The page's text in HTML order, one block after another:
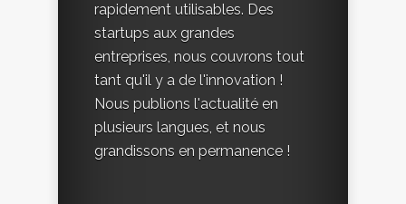
rapidement utilisables. Des
startups aux grandes
entreprises, nous couvrons tout
tant qu'il y a de l'innovation !
Nous publions l'actualité en
plusieurs langues, et nous
grandissons en permanence !